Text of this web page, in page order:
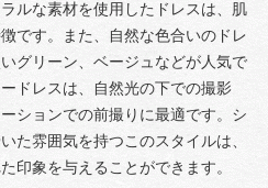
ルな素材を使用したドレスは、肌
です。また、自然な色合いのドレ
グリーン、ベージュなどが人気で
ドレスは、自然光の下での撮影
ションでの前撮りに最適です。シ
た雰囲気を持つこのスタイルは、
印象を与えることができます。